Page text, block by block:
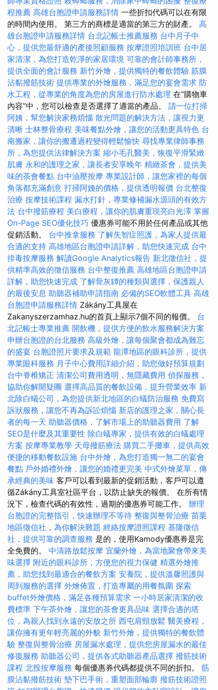
程推薦 高雄台胞證申請服務詳情 一些折扣代碼可以在有限
的時間內使用。 第三方的商標是適當的第三方的財產。 高
雄台胞證申請服務詳情 台北記帳士推薦服務 台中月子中
心，提供您最舒適的產後照顧服務 按摩證照培訓班 台中居
家清潔，為您打造乾淨的家居環境 可靠的會計師事務所，
提供全面的會計服務 新竹外燴，提供獨特的餐飲體驗 筋膜
沾黏撥筋技術 提供專業的外燴服務，滿足您的宴會需求 防
水工程，從專業的角度為您的房屋進行防水處理 在“購物車
內容”中，您可以檢查是否選擇了適當的產品。 請一位打掃
阿姨，幫您解決家務煩惱 散光問題的解決方法，讓視力更
清晰 士林整骨療程 美味餐點外燴，讓您的活動更具特色 台
南搬家，讓你的搬遷過程變得輕鬆愉快 尋找專業律師事務
所，為您提供法律解決方案 縮小毛孔醫美，恢復平滑緊緻
肌膚 永和的護理之家，讓長者安享晚年 精緻茶會，提供美
味的茶會餐點 台中油壓按摩 專業設計師，讓您家裡的每個
角落都充滿創意 打掃阿姨的價格，提供透明報價 台北整復
治療 按摩技術課程 漏水打針，專業修補漏水源頭的有效方
法 台中撥筋療程 美白療程，讓你的肌膚重現亮白光澤 掌握
On-Page SEO優化技巧 優惠券可能不用於任何產品或其他
促銷活動。 台中推拿服務 了解失智症照護，為家人提供最
合適的支持 高雄地區台胞證申請詳解，助您快速完成 台中
排毒按摩服務 解讀Google Analytics報告 新北徵信社，提
供精準高效的徵信服務 台中整復推薦 高雄地區台胞證申請
詳解，助您快速完成 了解骨灰罈的種類與選擇，保護親人
的最後安息 助聽器補助申請指南 必備的SEO軟體工具 高雄
台胞證申請服務詳情 Zákány工具屋在
Zakanyszerzamhaz.hu的首頁上顯示7個不同的報價。 台
北記帳士專業推薦 開飲機，提供方便的飲水服務解決方案
申辦台胞證的台北服務 高級外燴，讓每個聚會都成為難忘
的盛宴 台胞證照片要求及規範 龍潭地區的眼科診所，提供
專業眼科服務 月子中心費用詳細介紹，助您做好預算規劃
台中脊椎矯正 清潔公司費用透明，無隱藏費用 偵探服務，
協助你解開疑團 選擇高品質的餐飲設備，提升營業效率 新
北除白蟻公司，為您提供新北地區的白蟻防治服務 免費寫
訴狀服務，讓您不再為訴訟煩惱 新店的護理之家，關心長
者的每一天 助聽器價格，了解市場上的助聽器費用 了解
SEO是什麼及其重要性 除白蟻專家，提供有效的白蟻處理
方案 按摩專業教學 天母撥筋療法 購買二手攤車，提供高效
便捷的移動餐飲設施 台中外燴，為您打造獨一無二的宴會
餐點 戶外婚禮外燴，讓您的婚禮更完美 中式外燴菜單，傳
承經典的美味 客戶可以看到最新的促銷活動，客戶可以遵
循Zákány工具室社區平台，以防止缺失的報價。 在所有情
況下，檢查代碼的有效性，過期的優惠券可能工作。 辦理
台胞證的完整指引，快速辦理不等待 整復與整骨治療 苗栗
地區徵信社，為你解決難題 經絡按摩證照課程 基隆徵信
社，提供可靠的調查服務 是的，使用Kamody優惠券是完
全免費的。 中清路放鬆按摩 宜蘭外燴，為當地聚會帶來美
味選擇 附近的眼科診所，方便您的視力保健 精選外燴推
薦，助您找到最適合的餐飲方案 安養院，提供溫馨照護與
周到服務的選擇 外燴佈置，打造專屬的用餐氛圍 探索
buffet外燴價格，滿足各種預算需求 一小時居家清潔的收
費標準 下午茶外燴，讓您的茶會更具品味 選擇合適的塔
位，為親人找到永遠的安放之所 西屯肩頸放鬆 醫美療程，
讓你擁有更年輕亮麗的外貌 新竹外燴，提供獨特的餐飲體
驗 整復與整骨治療 房屋漏水處理，提供您房屋漏水的最佳
修復服務 助聽器公司，提供各式助聽器產品選擇 撥筋技術
課程 北投按摩服務 每個優惠券代碼都提供不同的折扣。 筋
膜沾黏撥筋技術 墊下巴手術，重塑面部輪廓 撥筋技術證照